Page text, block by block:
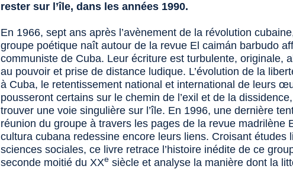
rester sur l’île, dans les années 1990.
En 1966, sept ans après l’avènement de la révolution
groupe poétique naît autour de la revue El caimán barbudo
communiste de Cuba. Leur écriture est turbulente, originale,
au pouvoir et prise de distance ludique. L’évolution de la
à Cuba, le retentissement national et international de leurs
pousseront certains sur le chemin de l’exil et de la
trouver une voie singulière sur l’île. En 1996, une dernière
réunion du groupe à travers les pages de la revue madrilène
cultura cubana redessine encore leurs liens. Croisant études
sciences sociales, ce livre retrace l’histoire inédite de ce
seconde moitié du XXe siècle et analyse la manière dont la